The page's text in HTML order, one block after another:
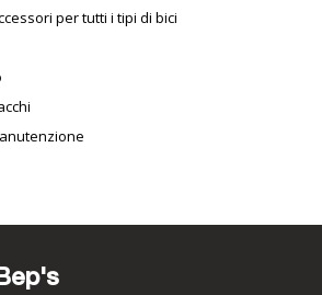
per tutti i tipi di bici